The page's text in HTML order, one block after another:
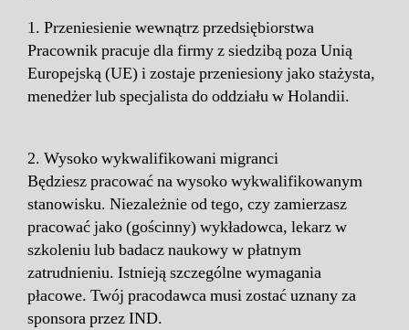
1. Przeniesienie wewnątrz przedsiębiorstwa
Pracownik pracuje dla firmy z siedzibą poza Unią
Europejską (UE) i zostaje przeniesiony jako stażysta,
menedżer lub specjalista do oddziału w Holandii.
2. Wysoko wykwalifikowani migranci
Będziesz pracować na wysoko wykwalifikowanym
stanowisku. Niezależnie od tego, czy zamierzasz
pracować jako (gościnny) wykładowca, lekarz w
szkoleniu lub badacz naukowy w płatnym
zatrudnieniu. Istnieją szczególne wymagania
płacowe. Twój pracodawca musi zostać uznany za
sponsora przez IND.